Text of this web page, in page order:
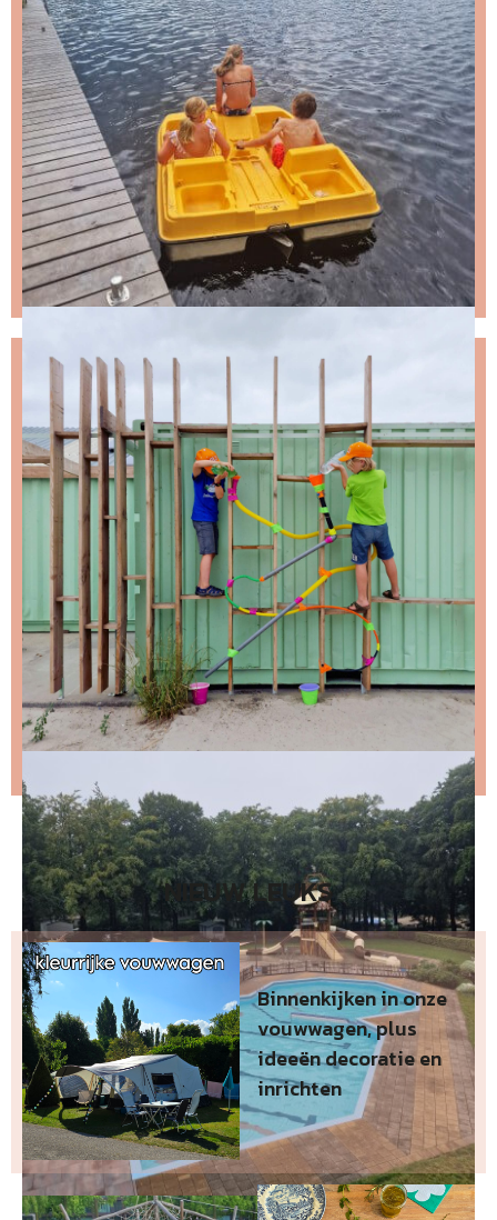
NIKS LEUKS MISSEN?
Schrijf je in voor de nieuwsbrief, dan stuur ik je
ongeveer twee keer per maand een leuke mail.
Stap 1 – vul je emailadres in en klik op de knop:
Stap 2 – open de email en bevestig je inschrijving
(niks ontvangen, bekijk dan je spam folder).
Wil je niet wachten op de volgende nieuwsbrief?
Lees
dan hier de nieuwste nieuwsbrief
NIEUW LEUKS
Binnenkijken in onze
vouwwagen, plus
ideeën decoratie en
inrichten